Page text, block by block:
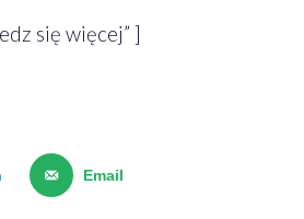
się więcej” ]
Email